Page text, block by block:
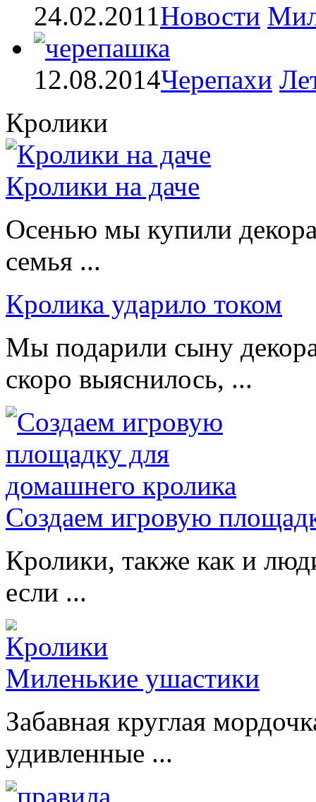
24.02.2011Новости
12.08.2014Черепахи
Кролики
Кролики на даче
Осенью мы купили
семья ...
Кролика ударило током
Мы подарили сыну
скоро выяснилось, ...
Создаем игровую
Кролики, также как и
если ...
Миленькие ушастики
Забавная круглая
удивленные ...